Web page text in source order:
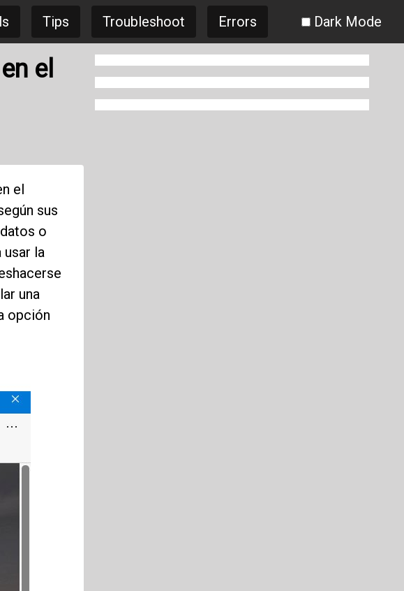
Tips Troubleshoot Errors Dark Mode
el
el
sus
o
la
una
opción